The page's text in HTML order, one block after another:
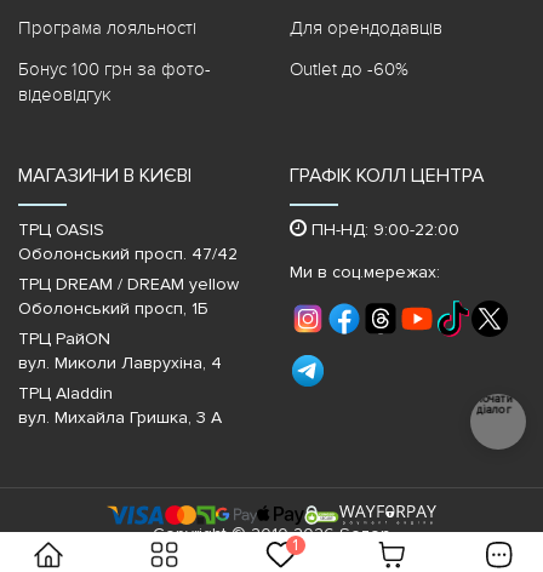
1
Програма лояльності
Бонус 100 грн за фото-
відеовідгук
Для орендодавців
Outlet до -60%
МАГАЗИНИ В КИЄВІ
ТРЦ OASIS
Оболонський просп. 47/42
ТРЦ DREAM / DREAM yellow
Оболонський просп, 1Б
ТРЦ РайON
вул. Миколи Лаврухіна, 4
ТРЦ Aladdin
вул. Михайла Гришка, 3 А
ГРАФІК КОЛЛ ЦЕНТРА
ПН-НД: 9:00-22:00
Ми в соц.мережах:
Copyright © 2010-2026 Sezon
Почати
діалог